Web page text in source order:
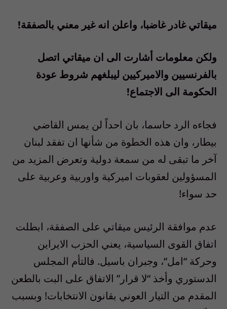
ميقاتي غادر غاضبا، واعلن انه غير معني بالصفقة!
ولكن معلومات أشارت الى ان ميقاتي اتصل
بالفرنسيين والاميركيين ليبلغهم شروط عودة
الحكومة الى الاجتماع!
فجاءه الرد حاسما، بان احداً لن يمس القاضي
بيطار، وان هذه الخطوة من شأنها ان تفقد لبنان
آخر ما تبقى له من سمعة دولية وتعرض المزيد من
المسؤولين لعقوبات اميركية واوربية وعربية على
حد سواء!
عدم موافقة الرئيس ميقاتي على الصفقة، ابطلت
اتفاق القوى السياسية، يعني الحزب الايراين
وحركة “امل“، وجبران باسيل. فالتأم المجلس
الدستوري وأخذ “لا قرار ” الاتفاق على البت بالطعن
المقدم من التيار العوني بقانون الانتخابات! وبسبب